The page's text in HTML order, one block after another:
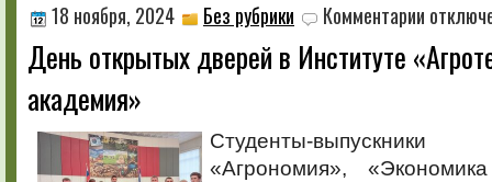
18 ноября, 2024 Без рубрики Комментарии записи
День
открытых
академия»
День открытых дверей в Институте
академия»
Студенты-выпускники
«Агрономия»,